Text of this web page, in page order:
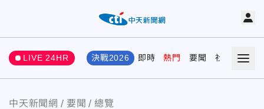
LIVE 24HR 決戰2026 即時 熱門 要聞 社會 娛樂
中天新聞網 要聞 總覽